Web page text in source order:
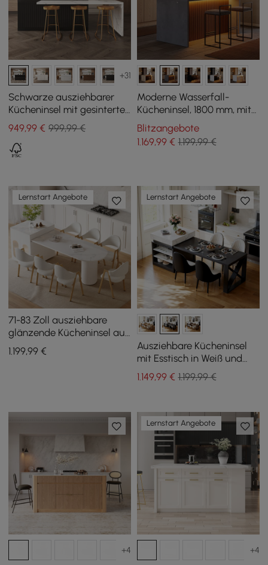
+31
Schwarze ausziehbarer
Kücheninsel mit gesinterte
Steinplatte von 2050 mm
bis 2680 mm
949,99 € 999,99 €
Moderne Wasserfall-
Kücheninsel, 1800 mm, mit
Licht und Stauraum
Blitzangebote
1.169,99€ 1.199,99 €
Lernstart Angebote
71-83 Zoll ausziehbare
glänzende Kücheninsel aus
gesintertem Stein mit
Schränken und LED-
1.199,99 €
Lernstart Angebote
Ausziehbare Kücheninsel
mit Esstisch in Weiß und
Schwarz, für 4 Personen,
185 – 235 cm
1.149,99€ 1.199,99 €
+4
Lernstart Angebote
+4